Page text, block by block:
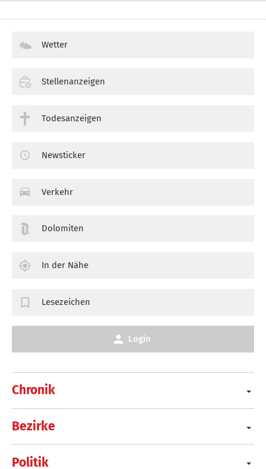
Chronik
Bezirke
Politik
Wetter
Stellenanzeigen
Todesanzeigen
Newsticker
Verkehr
Dolomiten
In der Nähe
Lesezeichen
Login